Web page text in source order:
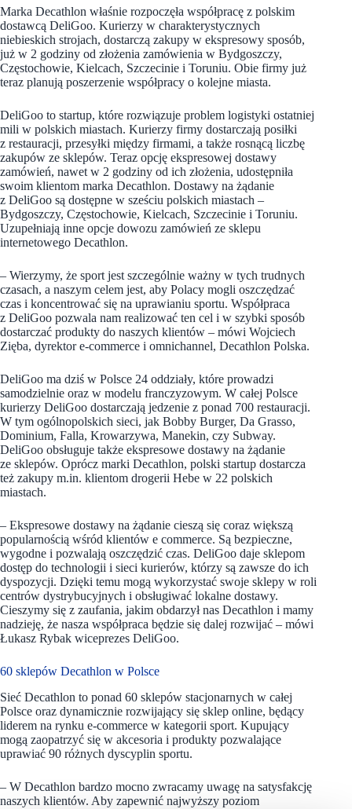
Marka Decathlon właśnie rozpoczęła współpracę z polskim
dostawcą DeliGoo. Kurierzy w charakterystycznych
niebieskich strojach, dostarczą zakupy w ekspresowy sposób,
już w 2 godziny od złożenia zamówienia w Bydgoszczy,
Częstochowie, Kielcach, Szczecinie i Toruniu. Obie firmy już
teraz planują poszerzenie współpracy o kolejne miasta.
DeliGoo to startup, które rozwiązuje problem logistyki ostatniej
mili w polskich miastach. Kurierzy firmy dostarczają posiłki
z restauracji, przesyłki między firmami, a także rosnącą liczbę
zakupów ze sklepów. Teraz opcję ekspresowej dostawy
zamówień, nawet w 2 godziny od ich złożenia, udostępniła
swoim klientom marka Decathlon. Dostawy na żądanie
z DeliGoo są dostępne w sześciu polskich miastach –
Bydgoszczy, Częstochowie, Kielcach, Szczecinie i Toruniu.
Uzupełniają inne opcje dowozu zamówień ze sklepu
internetowego Decathlon.
– Wierzymy, że sport jest szczególnie ważny w tych trudnych
czasach, a naszym celem jest, aby Polacy mogli oszczędzać
czas i koncentrować się na uprawianiu sportu. Współpraca
z DeliGoo pozwala nam realizować ten cel i w szybki sposób
dostarczać produkty do naszych klientów – mówi Wojciech
Zięba, dyrektor e-commerce i omnichannel, Decathlon Polska.
DeliGoo ma dziś w Polsce 24 oddziały, które prowadzi
samodzielnie oraz w modelu franczyzowym. W całej Polsce
kurierzy DeliGoo dostarczają jedzenie z ponad 700 restauracji.
W tym ogólnopolskich sieci, jak Bobby Burger, Da Grasso,
Dominium, Falla, Krowarzywa, Manekin, czy Subway.
DeliGoo obsługuje także ekspresowe dostawy na żądanie
ze sklepów. Oprócz marki Decathlon, polski startup dostarcza
też zakupy m.in. klientom drogerii Hebe w 22 polskich
miastach.
– Ekspresowe dostawy na żądanie cieszą się coraz większą
popularnością wśród klientów e commerce. Są bezpieczne,
wygodne i pozwalają oszczędzić czas. DeliGoo daje sklepom
dostęp do technologii i sieci kurierów, którzy są zawsze do ich
dyspozycji. Dzięki temu mogą wykorzystać swoje sklepy w roli
centrów dystrybucyjnych i obsługiwać lokalne dostawy.
Cieszymy się z zaufania, jakim obdarzył nas Decathlon i mamy
nadzieję, że nasza współpraca będzie się dalej rozwijać – mówi
Łukasz Rybak wiceprezes DeliGoo.
60 sklepów Decathlon w Polsce
Sieć Decathlon to ponad 60 sklepów stacjonarnych w całej
Polsce oraz dynamicznie rozwijający się sklep online, będący
liderem na rynku e-commerce w kategorii sport. Kupujący
mogą zaopatrzyć się w akcesoria i produkty pozwalające
uprawiać 90 różnych dyscyplin sportu.
– W Decathlon bardzo mocno zwracamy uwagę na satysfakcję
naszych klientów. Aby zapewnić najwyższy poziom